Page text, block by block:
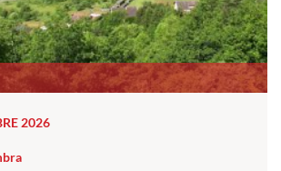
2026